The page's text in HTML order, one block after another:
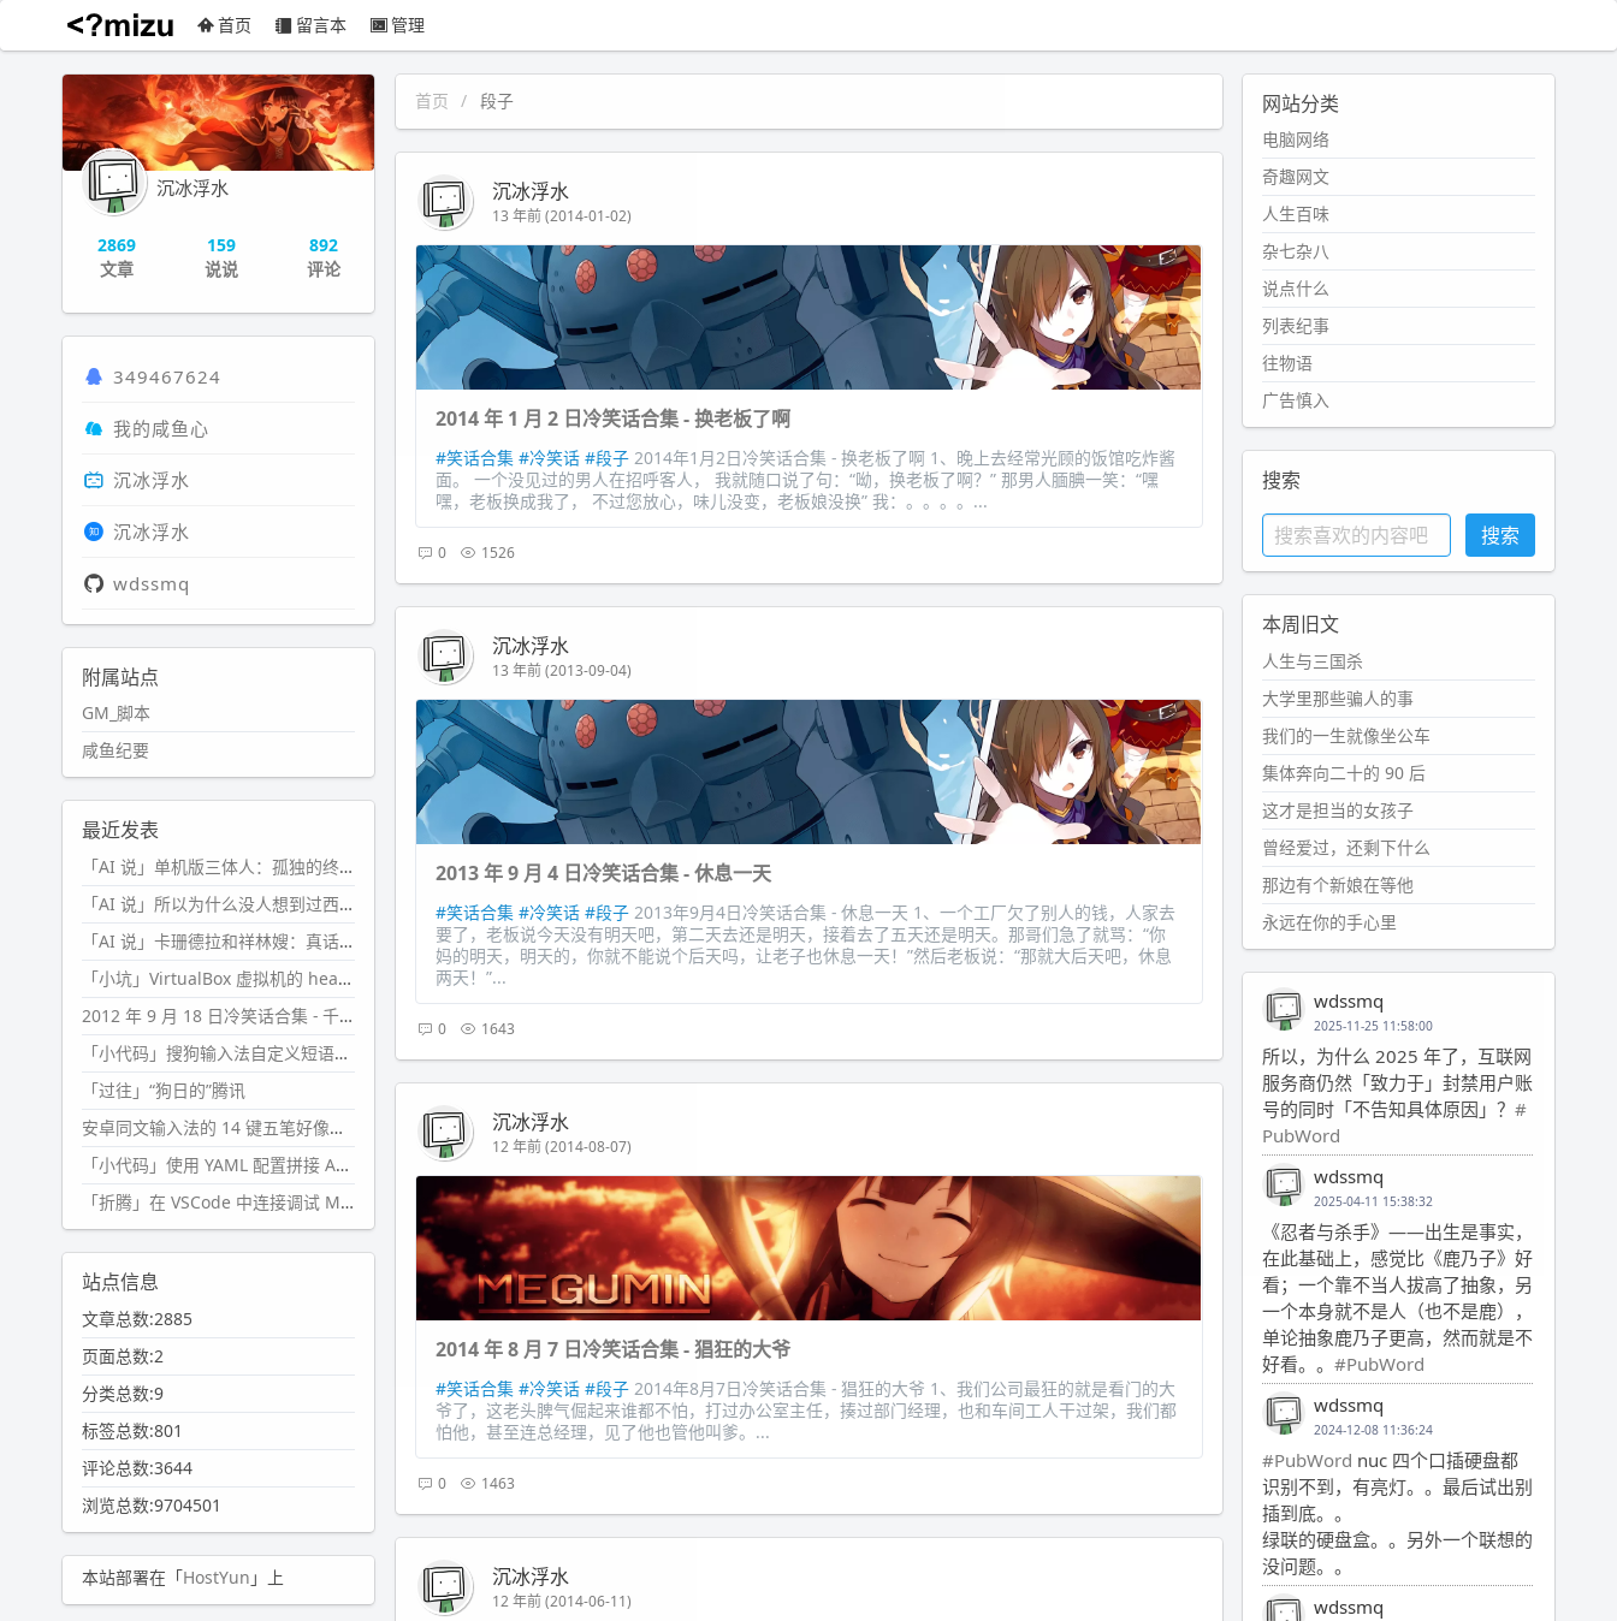
沉冰浮水 首页 留言本 管理
首页 段子
沉冰浮水
13 年前 (2014-01-02)
2014 年 1 月 2 日冷笑话合集 - 换老板了啊
#笑话合集 #冷笑话 #段子 2014年1月2日冷笑话合集 - 换老板了啊 1、晚上去经常光顾的饭馆吃炸酱
面。 一个没见过的男人在招呼客人， 我就随口说了句：“呦，换老板了啊？” 那男人腼腆一笑：“嘿
嘿，老板换成我了， 不过您放心，味儿没变，老板娘没换” 我：。。。。...
0 1526
沉冰浮水
13 年前 (2013-09-04)
2013 年 9 月 4 日冷笑话合集 - 休息一天
#笑话合集 #冷笑话 #段子 2013年9月4日冷笑话合集 - 休息一天 1、一个工厂欠了别人的钱，人家去
要了，老板说今天没有明天吧，第二天去还是明天，接着去了五天还是明天。那哥们急了就骂：“你
妈的明天，明天的，你就不能说个后天吗，让老子也休息一天！”然后老板说：“那就大后天吧，休息
两天！”...
0 1643
沉冰浮水
12 年前 (2014-08-07)
2014 年 8 月 7 日冷笑话合集 - 猖狂的大爷
#笑话合集 #冷笑话 #段子 2014年8月7日冷笑话合集 - 猖狂的大爷 1、我们公司最狂的就是看门的大
爷了，这老头脾气倔起来谁都不怕，打过办公室主任，揍过部门经理，也和车间工人干过架，我们都
怕他，甚至连总经理，见了他也管他叫爹。...
0 1463
沉冰浮水
12 年前 (2014-06-11)
沉冰浮水
2869
文章
159
说说
892
评论
349467624
我的咸鱼心
沉冰浮水
沉冰浮水
wdssmq
附属站点
GM_脚本
咸鱼纪要
最近发表
「AI 说」单机版三体人：孤独的终极形态
「AI 说」所以为什么没人想到过西西弗斯的膝盖状态？
「AI 说」卡珊德拉和祥林嫂：真话者的悲剧
「小坑」VirtualBox 虚拟机的 headless 启动方式
2012 年 9 月 18 日冷笑话合集 - 千万别惹女人
「小代码」搜狗输入法自定义短语分片管理「Python」
「过往」“狗日的”腾讯
安卓同文输入法的 14 键五笔好像终于能用了?
「小代码」使用 YAML 配置拼接 AI 提示词，随机及条件语句
「折腾」在 VSCode 中连接调试 Microsoft Edge
站点信息
文章总数:2885
页面总数:2
分类总数:9
标签总数:801
评论总数:3644
浏览总数:9704501
本站部署在「HostYun 」上
网站分类
电脑网络
奇趣网文
人生百味
杂七杂八
说点什么
列表纪事
往物语
广告慎入
搜索
本周旧文
人生与三国杀
大学里那些骗人的事
我们的一生就像坐公车
集体奔向二十的 90 后
这才是担当的女孩子
曾经爱过，还剩下什么
那边有个新娘在等他
永远在你的手心里
wdssmq
2025-11-25 11:58:00
所以，为什么 2025 年了，互联网
服务商仍然「致力于」封禁用户账
号的同时「不告知具体原因」？ #
PubWord
wdssmq
2025-04-11 15:38:32
《忍者与杀手》——出生是事实，
在此基础上，感觉比《鹿乃子》好
看；一个靠不当人拔高了抽象，另
一个本身就不是人（也不是鹿），
单论抽象鹿乃子更高，然而就是不
好看。。 #PubWord
wdssmq
2024-12-08 11:36:24
#PubWord nuc 四个口插硬盘都
识别不到，有亮灯。。最后试出别
插到底。。
绿联的硬盘盒。。另外一个联想的
没问题。。
wdssmq